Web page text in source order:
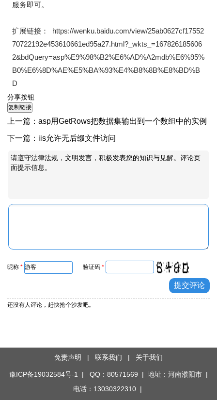
服务即可。
扩展链接： https://wenku.baidu.com/view/25ab0627cf17552
70722192e453610661ed95a27.html?_wkts_=167826185606
2&bdQuery=asp%E9%98%B2%E6%AD%A2mdb%E6%95%
B0%E6%8D%AE%E5%BA%93%E4%B8%8B%E8%BD%B
D
分享按钮
上一篇： asp用GetRows把数据集输出到一个数组中的实例
下一篇： iis允许无后缀文件访问
请遵守法律法规，文明发言，积极发表您的知识与见解。评论页
面提示信息。
昵称 * 验证码 *
还没有人评论，赶快抢个沙发吧。
免责声明 | 联系我们 | 关于我们
豫ICP备19032584号-1
| QQ：80571569 | 地址：河南濮阳市 |
电话：13030322310 |